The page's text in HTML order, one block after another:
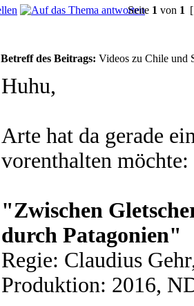
Seite 1 von 1
Betreff des Beitrags: Videos zu Chile und
Huhu,
Arte hat da gerade
vorenthalten möchte:
"Zwischen
durch Patagonien"
Regie: Claudius
Produktion: 2016,